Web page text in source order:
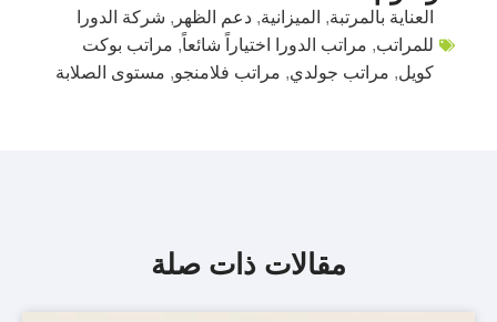
العناية بالمرتبة, الميزانية, دعم الظهر , شركة الدورا
للمراتب, مراتب الدورا اختياراً شائعاً, مراتب بوكت
كويل, مراتب جولدي, مراتب فلامنجو, مستوى الصلابة
مقالات ذات صلة